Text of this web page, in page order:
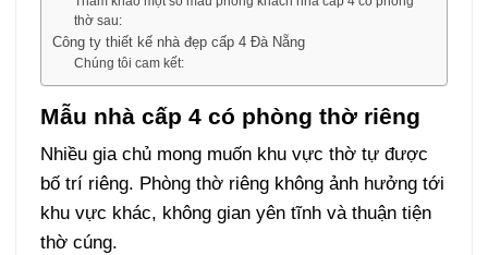
thờ sau:
Công ty thiết kế nhà đẹp cấp 4 Đà Nẵng
Chúng tôi cam kết:
Mẫu nhà cấp 4 có phòng thờ riêng
Nhiều gia chủ mong muốn khu vực thờ tự được
bố trí riêng. Phòng thờ riêng không ảnh hưởng tới
khu vực khác, không gian yên tĩnh và thuận tiện
thờ cúng.